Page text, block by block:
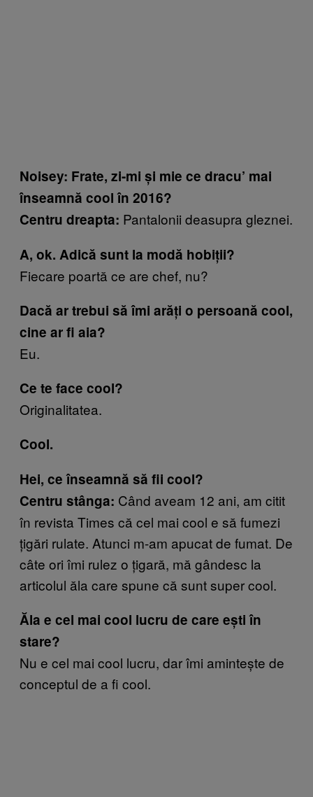
Noisey: Frate, zi-mi și mie ce dracu’ mai
înseamnă cool în 2016?
Centru dreapta: Pantalonii deasupra gleznei.
A, ok. Adică sunt la modă hobiții?
Fiecare poartă ce are chef, nu?
Dacă ar trebui să îmi arăți o persoană cool,
cine ar fi aia?
Eu.
Ce te face cool?
Originalitatea.
Cool.
Hei, ce înseamnă să fii cool?
Centru stânga: Când aveam 12 ani, am citit
în revista Times că cel mai cool e să fumezi
țigări rulate. Atunci m-am apucat de fumat. De
câte ori îmi rulez o țigară, mă gândesc la
articolul ăla care spune că sunt super cool.
Ăla e cel mai cool lucru de care ești în
stare?
Nu e cel mai cool lucru, dar îmi amintește de
conceptul de a fi cool.